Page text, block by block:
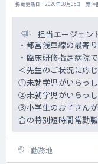
掲載更新日 : 2026年08月05日 案件
担当エージェン
・都営浅草線の最寄
・臨床研修指定病院
＜先生のご状況に応
①未就学児がいらっ
②未就学児がいらっ
③小学生のお子さん
合の特別短時間常勤
勤務地